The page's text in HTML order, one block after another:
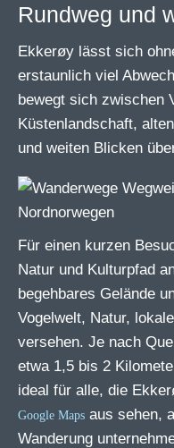
Rundweg und
Ekkerøy lässt sich
erstaunlich viel
bewegt sich zwischen
Küstenlandschaft,
und weiten Blicken
Für einen kurzen
Natur und Kulturpfad
begehbares Gelände
Vogelwelt, Natur,
versehen. Je nach
etwa 1,5 bis 2
ideal für alle, die
aus sehen,
Wanderung